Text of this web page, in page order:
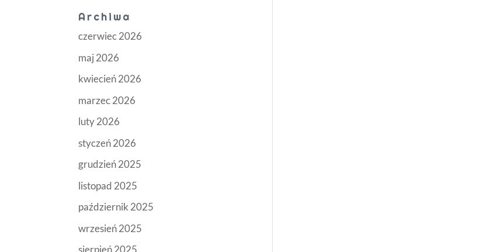
Archiwa
czerwiec 2026
maj 2026
kwiecień 2026
marzec 2026
luty 2026
styczeń 2026
grudzień 2025
listopad 2025
październik 2025
wrzesień 2025